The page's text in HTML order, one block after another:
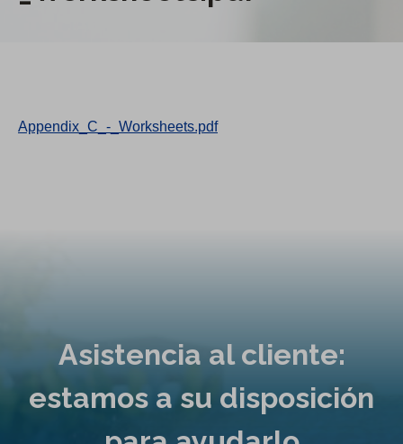
Appendix_C_-_Worksheets.pdf
Asistencia al cliente:
estamos a su disposición